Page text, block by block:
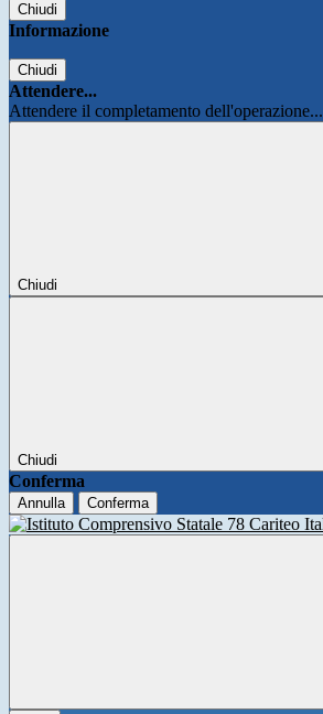
Chiudi
Informazione
Chiudi
Attendere...
Attendere il completamento dell'operazione...
Chiudi
Chiudi
Conferma
Annulla Conferma